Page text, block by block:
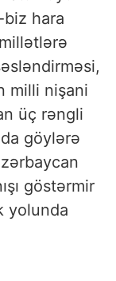
biz hara
milli nişani
üç rəngli
göylərə
göstərmir
yolunda